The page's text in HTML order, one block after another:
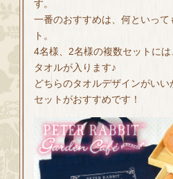
す。
一番のおすすめは、何といって
ト。
4名様、2名様の複数セットに
タオルが入ります♪
どちらのタオルデザインがい
セットがおすすめです！